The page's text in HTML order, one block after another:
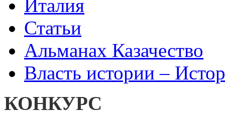
Италия
Статьи
Альманах Казачество
Власть истории –
КОНКУРС